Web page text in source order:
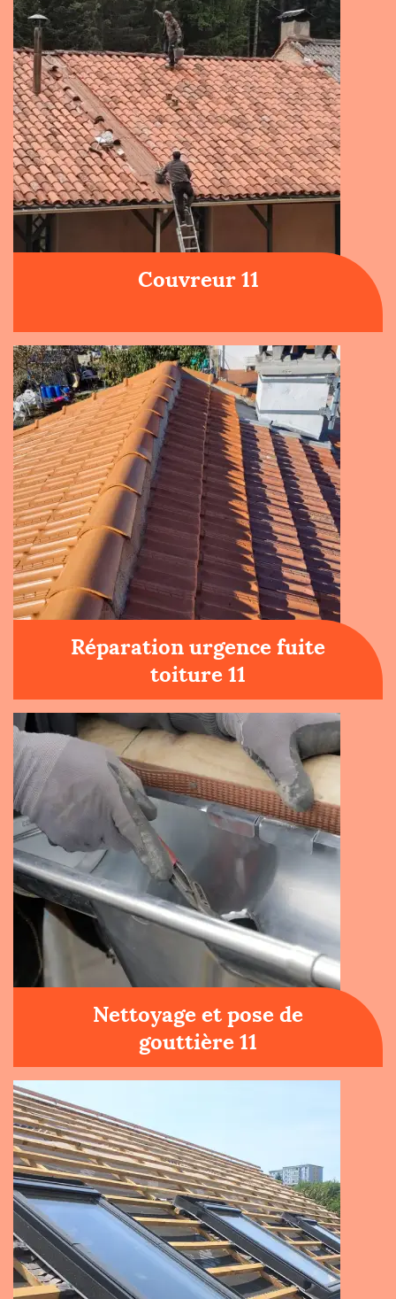
Couvreur 11
Réparation urgence fuite
toiture 11
Nettoyage et pose de
gouttière 11